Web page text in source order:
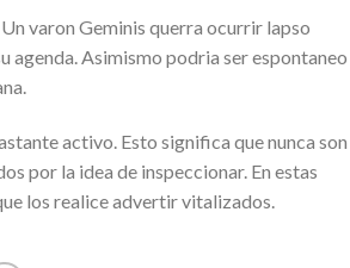
Un varon Geminis querra ocurrir lapso
agenda. Asimismo podria ser espontaneo
activo. Esto significa que nunca son
por la idea de inspeccionar. En estas
los realice advertir vitalizados.